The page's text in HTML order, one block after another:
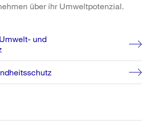
über ihr Umweltpotenzial.
und